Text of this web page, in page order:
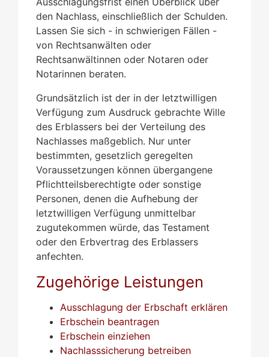
den Nachlass, einschließlich der Schulden.
Lassen Sie sich - in schwierigen Fällen -
von Rechtsanwälten oder
Rechtsanwältinnen oder Notaren oder
Notarinnen beraten.
Grundsätzlich ist der in der letztwilligen
Verfügung zum Ausdruck gebrachte Wille
des Erblassers bei der Verteilung des
Nachlasses maßgeblich. Nur unter
bestimmten, gesetzlich geregelten
Voraussetzungen können übergangene
Pflichtteilsberechtigte oder sonstige
Personen, denen die Aufhebung der
letztwilligen Verfügung unmittelbar
zugutekommen würde, das Testament
oder den Erbvertrag des Erblassers
anfechten.
Zugehörige Leistungen
Ausschlagung der Erbschaft erklären
Erbschein beantragen
Erbschein einziehen
Nachlasssicherung betreiben